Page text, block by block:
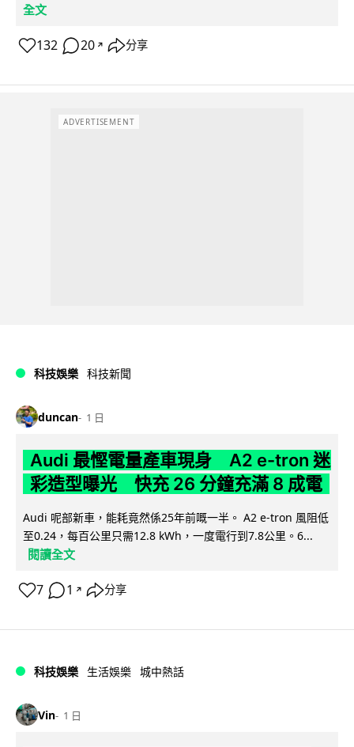
全文
132 20 ↗ 分享
ADVERTISEMENT
科技娛樂 科技新聞
duncan 1 日
Audi 最慳電量產車現身 A2 e-tron 迷
彩造型曝光 快充 26 分鐘充滿 8 成電
Audi 呢部新車，能耗竟然係25年前嘅一半。 A2 e-tron 風阻低
至0.24，每百公里只需12.8 kWh，一度電行到7.8公里。6...
閱讀全文
7 1 ↗ 分享
科技娛樂 生活娛樂 城中熱話
Vin 1 日